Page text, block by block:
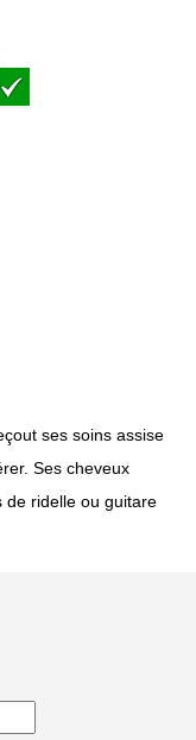
ses soins assise
Ses cheveux
de ridelle ou guitare